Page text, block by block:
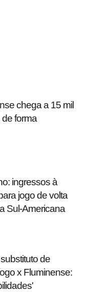
chega a 15 mil
forma
ingressos à
jogo de volta
Sul-Americana
de
x Fluminense: